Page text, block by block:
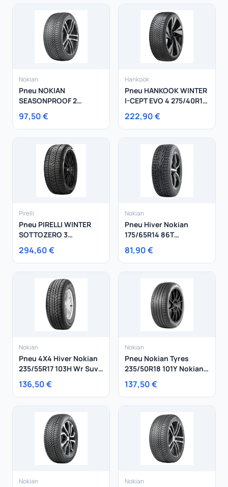
Nokian
Pneu NOKIAN
SEASONPROOF 2
205/60R16 96H
97,50 €
Hankook
Pneu HANKOOK WINTER
I-CEPT EVO 4 275/40R19
105V
222,90 €
Pirelli
Pneu PIRELLI WINTER
SOTTOZERO 3
275/40R19 105V
294,60 €
Nokian
Pneu Hiver Nokian
175/65R14 86T
Hakkapeliitta 7 XL
81,90 €
Nokian
Pneu 4X4 Hiver Nokian
235/55R17 103H Wr Suv3
XL
136,50 €
Nokian
Pneu Nokian Tyres
235/50R18 101Y Nokian
Tyres Powerproof XL
137,50 €
Nokian Nokian